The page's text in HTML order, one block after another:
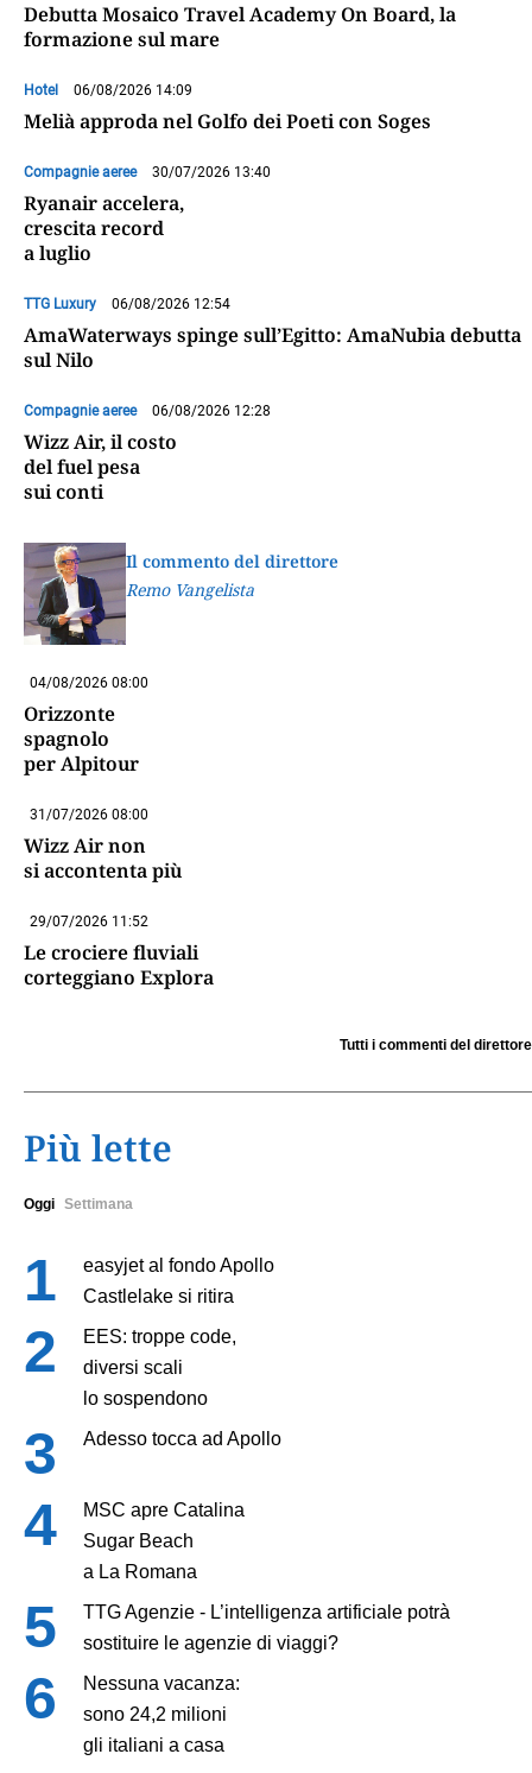
Debutta Mosaico Travel Academy On Board, la
formazione sul mare
Hotel 06/08/2026 14:09
Melià approda nel Golfo dei Poeti con Soges
Compagnie aeree 30/07/2026 13:40
Ryanair accelera,
crescita record
a luglio
TTG Luxury 06/08/2026 12:54
AmaWaterways spinge sull’Egitto: AmaNubia debutta
sul Nilo
Compagnie aeree 06/08/2026 12:28
Wizz Air, il costo
del fuel pesa
sui conti
Il commento del direttore
Remo Vangelista
04/08/2026 08:00
Orizzonte
spagnolo
per Alpitour
31/07/2026 08:00
Wizz Air non
si accontenta più
29/07/2026 11:52
Le crociere fluviali
corteggiano Explora
Tutti i commenti del direttore
Più lette
Oggi Settimana
easyjet al fondo Apollo
Castlelake si ritira
EES: troppe code,
diversi scali
lo sospendono
Adesso tocca ad Apollo
MSC apre Catalina
Sugar Beach
a La Romana
TTG Agenzie - L’intelligenza artificiale potrà
sostituire le agenzie di viaggi?
Nessuna vacanza:
sono 24,2 milioni
gli italiani a casa